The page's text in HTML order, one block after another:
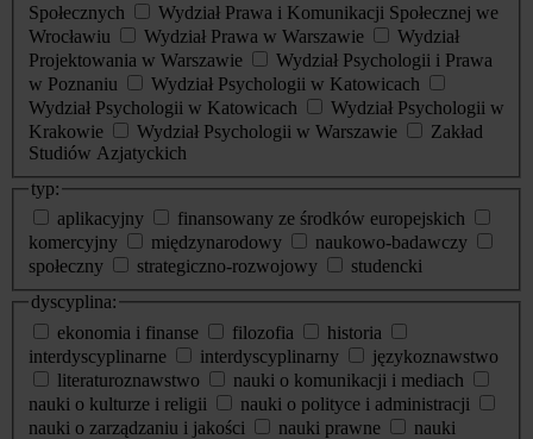
Społecznych
Wydział Prawa i Komunikacji Społecznej we
Wrocławiu
Wydział Prawa w Warszawie
Wydział
Projektowania w Warszawie
Wydział Psychologii i Prawa
w Poznaniu
Wydział Psychologii w Katowicach
Wydział Psychologii w Katowicach
Wydział Psychologii w
Krakowie
Wydział Psychologii w Warszawie
Zakład
Studiów Azjatyckich
typ:
aplikacyjny
finansowany ze środków europejskich
komercyjny
międzynarodowy
naukowo-badawczy
społeczny
strategiczno-rozwojowy
studencki
dyscyplina:
ekonomia i finanse
filozofia
historia
interdyscyplinarne
interdyscyplinarny
językoznawstwo
literaturoznawstwo
nauki o komunikacji i mediach
nauki o kulturze i religii
nauki o polityce i administracji
nauki o zarządzaniu i jakości
nauki prawne
nauki